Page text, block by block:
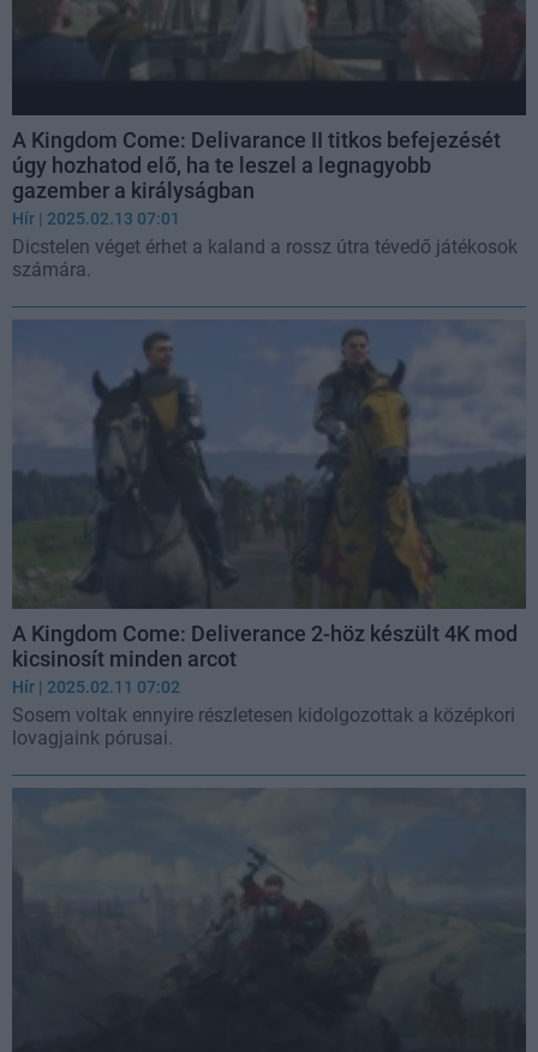
A Kingdom Come: Delivarance II titkos befejezését
úgy hozhatod elő, ha te leszel a legnagyobb
gazember a királyságban
Hír | 2025.02.13 07:01
Dicstelen véget érhet a kaland a rossz útra tévedő játékosok
számára.
A Kingdom Come: Deliverance 2-höz készült 4K mod
kicsinosít minden arcot
Hír | 2025.02.11 07:02
Sosem voltak ennyire részletesen kidolgozottak a középkori
lovagjaink pórusai.